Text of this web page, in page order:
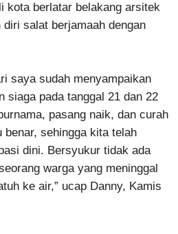
kota berlatar belakang arsitek
salat berjamaah dengan
saya sudah menyampaikan
siaga pada tanggal 21 dan 22
pasang naik, dan curah
benar, sehingga kita telah
dini. Bersyukur tidak ada
warga yang meninggal
ke air,” ucap Danny, Kamis